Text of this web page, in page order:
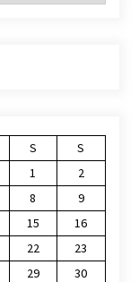
S
S
1
2
8
9
15
16
22
23
29
30